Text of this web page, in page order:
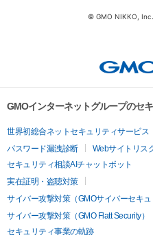
© GMO NIKKO,
GMOインターネットグループのセ
世界初総合ネットセキュリティサービス
パスワード漏洩診断
Webサイトリス
セキュリティ相談AIチャットボット
実在証明・盗聴対策
サイバー攻撃対策（GMOサイバーセキュ
サイバー攻撃対策（GMO Flatt Security）
セキュリティ事業の軌跡